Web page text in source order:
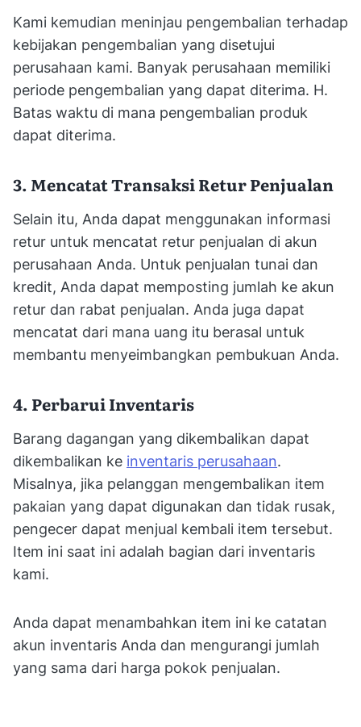
Kami kemudian meninjau pengembalian terhadap
kebijakan pengembalian yang disetujui
perusahaan kami. Banyak perusahaan memiliki
periode pengembalian yang dapat diterima. H.
Batas waktu di mana pengembalian produk
dapat diterima.
3. Mencatat Transaksi Retur Penjualan
Selain itu, Anda dapat menggunakan informasi
retur untuk mencatat retur penjualan di akun
perusahaan Anda. Untuk penjualan tunai dan
kredit, Anda dapat memposting jumlah ke akun
retur dan rabat penjualan. Anda juga dapat
mencatat dari mana uang itu berasal untuk
membantu menyeimbangkan pembukuan Anda.
4. Perbarui Inventaris
Barang dagangan yang dikembalikan dapat
dikembalikan ke inventaris perusahaan.
Misalnya, jika pelanggan mengembalikan item
pakaian yang dapat digunakan dan tidak rusak,
pengecer dapat menjual kembali item tersebut.
Item ini saat ini adalah bagian dari inventaris
kami.
Anda dapat menambahkan item ini ke catatan
akun inventaris Anda dan mengurangi jumlah
yang sama dari harga pokok penjualan.